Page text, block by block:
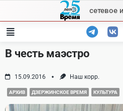
content
сетевое
В честь маэстро
15.09.2016 Наш корр.
АРХИВ ДЗЕРЖИНСКОЕ ВРЕМЯ КУЛЬТУРА